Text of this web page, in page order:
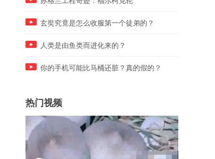
玄奘究竟是怎么收服第一个徒弟的？
人类是由鱼类而进化来的？
你的手机可能比马桶还脏？真的假的？
热门视频